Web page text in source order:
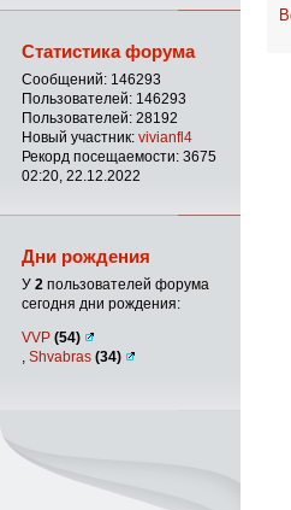
Статистика форума
Сообщений: 146293
Пользователей: 146293
Пользователей: 28192
Новый участник: vivianfl4
Рекорд посещаемости: 3675
02:20, 22.12.2022
Дни рождения
У 2 пользователей форума
сегодня дни рождения:
VVP (54)
Shvabras (34)